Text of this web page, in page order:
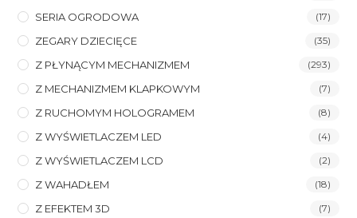
SERIA OGRODOWA (17)
ZEGARY DZIECIĘCE (35)
Z PŁYNĄCYM MECHANIZMEM (293)
Z MECHANIZMEM KLAPKOWYM (7)
Z RUCHOMYM HOLOGRAMEM (8)
Z WYŚWIETLACZEM LED (4)
Z WYŚWIETLACZEM LCD (2)
Z WAHADŁEM (18)
Z EFEKTEM 3D (7)